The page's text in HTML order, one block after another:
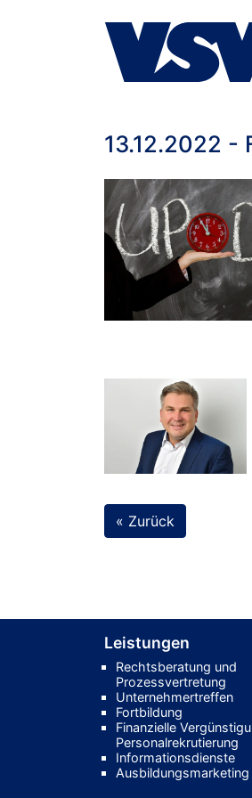
13.12.2022 -
« Zurück
Leistungen
Rechtsberatung und
Prozessvertretung
Unternehmertreffen
Fortbildung
Finanzielle
Personalrekrutierung
Informationsdienste
Ausbildungsmarketing